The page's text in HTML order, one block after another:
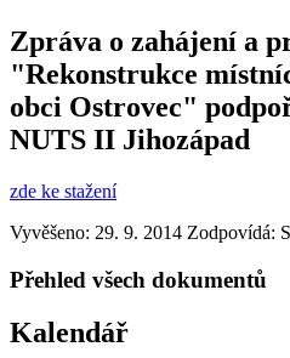
Zpráva o zahájení a
"Rekonstrukce
obci Ostrovec"
NUTS II Jihozápad
zde ke stažení
Vyvěšeno: 29. 9. 2014 Zodpovídá:
Přehled všech dokumentů
Kalendář